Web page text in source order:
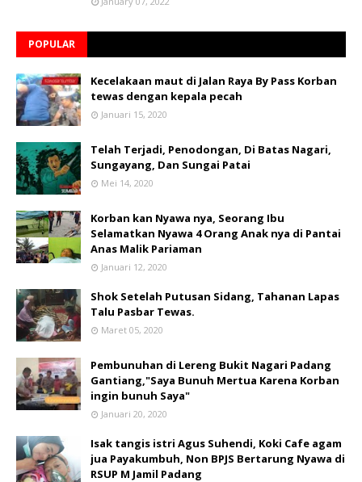
POPULAR
Kecelakaan maut di Jalan Raya By Pass Korban
tewas dengan kepala pecah
Januari 15, 2020
Telah Terjadi, Penodongan, Di Batas Nagari,
Sungayang, Dan Sungai Patai
Mei 14, 2020
Korban kan Nyawa nya, Seorang Ibu
Selamatkan Nyawa 4 Orang Anak nya di Pantai
Anas Malik Pariaman
Januari 12, 2020
Shok Setelah Putusan Sidang, Tahanan Lapas
Talu Pasbar Tewas.
Maret 05, 2020
Pembunuhan di Lereng Bukit Nagari Padang
Gantiang,"Saya Bunuh Mertua Karena Korban
ingin bunuh Saya"
Januari 20, 2020
Isak tangis istri Agus Suhendi, Koki Cafe agam
jua Payakumbuh, Non BPJS Bertarung Nyawa di
RSUP M Jamil Padang